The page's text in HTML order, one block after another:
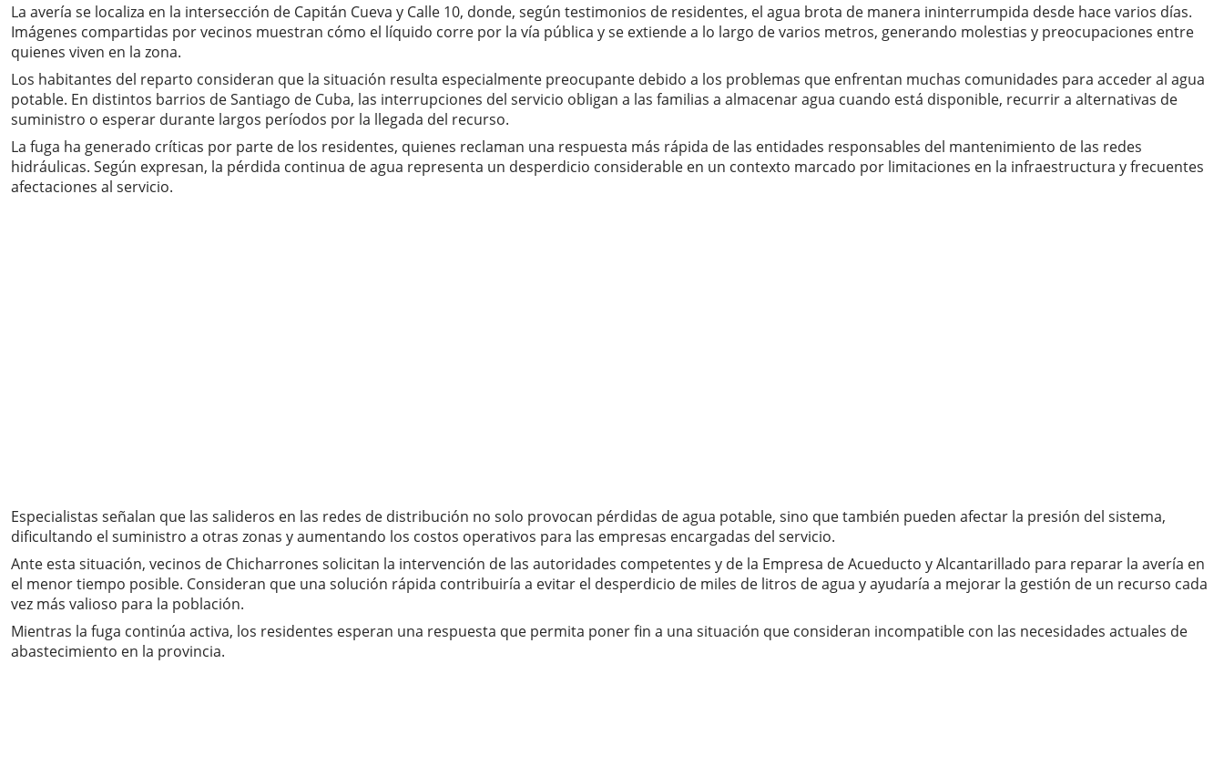
La avería se localiza en la intersección de Capitán Cueva y Calle 10, donde, según testimonios de residentes, el agua brota de manera ininterrumpida desde hace varios días.
Imágenes compartidas por vecinos muestran cómo el líquido corre por la vía pública y se extiende a lo largo de varios metros, generando molestias y preocupaciones entre
quienes viven en la zona.
Los habitantes del reparto consideran que la situación resulta especialmente preocupante debido a los problemas que enfrentan muchas comunidades para acceder al agua
potable. En distintos barrios de Santiago de Cuba, las interrupciones del servicio obligan a las familias a almacenar agua cuando está disponible, recurrir a alternativas de
suministro o esperar durante largos períodos por la llegada del recurso.
La fuga ha generado críticas por parte de los residentes, quienes reclaman una respuesta más rápida de las entidades responsables del mantenimiento de las redes
hidráulicas. Según expresan, la pérdida continua de agua representa un desperdicio considerable en un contexto marcado por limitaciones en la infraestructura y frecuentes
afectaciones al servicio.
Especialistas señalan que las salideros en las redes de distribución no solo provocan pérdidas de agua potable, sino que también pueden afectar la presión del sistema,
dificultando el suministro a otras zonas y aumentando los costos operativos para las empresas encargadas del servicio.
Ante esta situación, vecinos de Chicharrones solicitan la intervención de las autoridades competentes y de la Empresa de Acueducto y Alcantarillado para reparar la avería en
el menor tiempo posible. Consideran que una solución rápida contribuiría a evitar el desperdicio de miles de litros de agua y ayudaría a mejorar la gestión de un recurso cada
vez más valioso para la población.
Mientras la fuga continúa activa, los residentes esperan una respuesta que permita poner fin a una situación que consideran incompatible con las necesidades actuales de
abastecimiento en la provincia.